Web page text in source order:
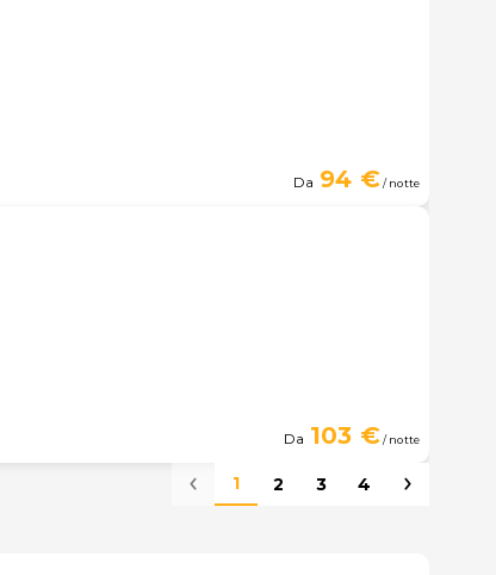
Da 94 €/ notte
Da 103 €/ notte
1 2 3 4